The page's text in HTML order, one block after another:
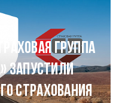
группа
запустили
страхования